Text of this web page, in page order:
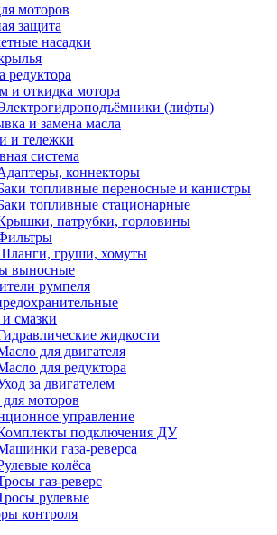
моторов
защита
насадки
редуктора
и откидка мотора
(лифты)
и замена масла
и тележки
система
коннекторы
топливные переносные и канистры
топливные стационарные
патрубки, горловины
груши, хомуты
выносные
румпеля
смазки
жидкости
для двигателя
для редуктора
за двигателем
моторов
управление
подключения ДУ
газа-реверса
колёса
газ-реверс
рулевые
контроля